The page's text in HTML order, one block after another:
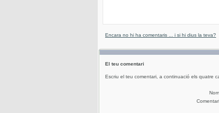
Encara no hi ha comentaris ... i si hi dius la teva?
El teu comentari
Escriu el teu comentari, a continuació els quatre
Nom
Comentari